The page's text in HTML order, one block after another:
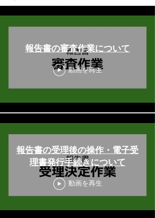
報告書の審査作業について
動画を再生
報告書の受理後の操作・電子受
理書発行手続きについて
動画を再生